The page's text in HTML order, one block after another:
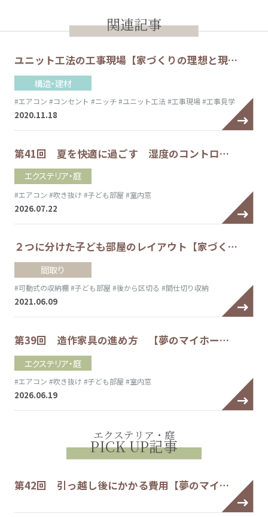
関連記事
ユニット工法の工事現場【家づくりの理想と現…
構造・建材
#エアコン #コンセント #ニッチ#ユニット工法#工事現場#工事見学
2020.11.18
第41回 夏を快適に過ごす 湿度のコントロ…
エクステリア・庭
#エアコン #吹き抜け #子ども部屋 #室内窓
2026.07.22
２つに分けた子ども部屋のレイアウト【家づく…
間取り
#可動式の収納棚#子ども部屋 #後から区切る #間仕切り収納
2021.06.09
第39回 造作家具の進め方 【夢のマイホー…
エクステリア・庭
#エアコン #吹き抜け #子ども部屋 #室内窓
2026.06.19
エクステリア・庭
PICK UP記事
第42回 引っ越し後にかかる費用【夢のマイ…